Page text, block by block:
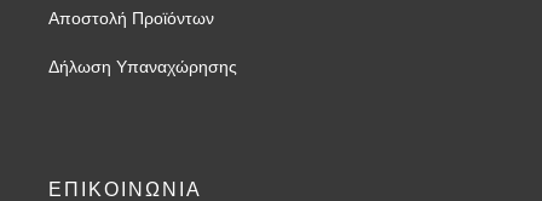
Αποστολή Προϊόντων
Δήλωση Υπαναχώρησης
ΕΠΙΚΟΙΝΩΝΙΑ